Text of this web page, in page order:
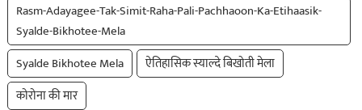
Rasm-Adayagee-Tak-Simit-Raha-Pali-Pachhaoon-Ka-Etihaasik-
Syalde-Bikhotee-Mela
Syalde Bikhotee Mela
ऐतिहासिक स्याल्दे बिखोती मेला
कोरोना की मार